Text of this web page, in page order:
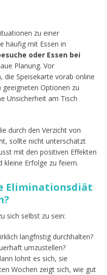
zu einer
häufig mit Essen in
oder Essen bei
Planung. Vor
die Speisekarte vorab online
Optionen zu
Unsicherheit am Tisch
durch den Verzicht von
sollte nicht unterschätzt
mit den positiven Effekten
kleine Erfolge zu feiern.
Eliminationsdiät
sich selbst zu sein:
langfristig durchhalten?
umzustellen?
lohnt es sich, sie
Wochen zeigt sich, wie gut